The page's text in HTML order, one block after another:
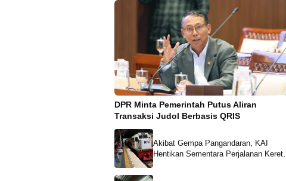
DPR Minta Pemerintah Putus Aliran
Transaksi Judol Berbasis QRIS
Akibat Gempa Pangandaran, KAI
Hentikan Sementara Perjalanan Kereta